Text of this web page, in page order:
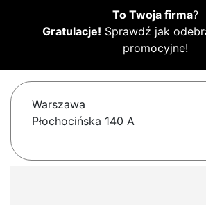
To Twoja firma?
Gratulacje! Sprawdź jak
promocyjne!
Warszawa
Płochocińska 140 A